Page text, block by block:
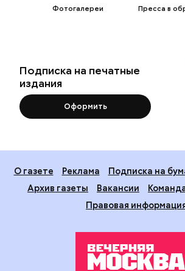
Фотогалереи
Пресса в
Подписка на печатные
издания
Оформить
О газете Реклама
Подписка на
Архив газеты
Вакансии
Правовая